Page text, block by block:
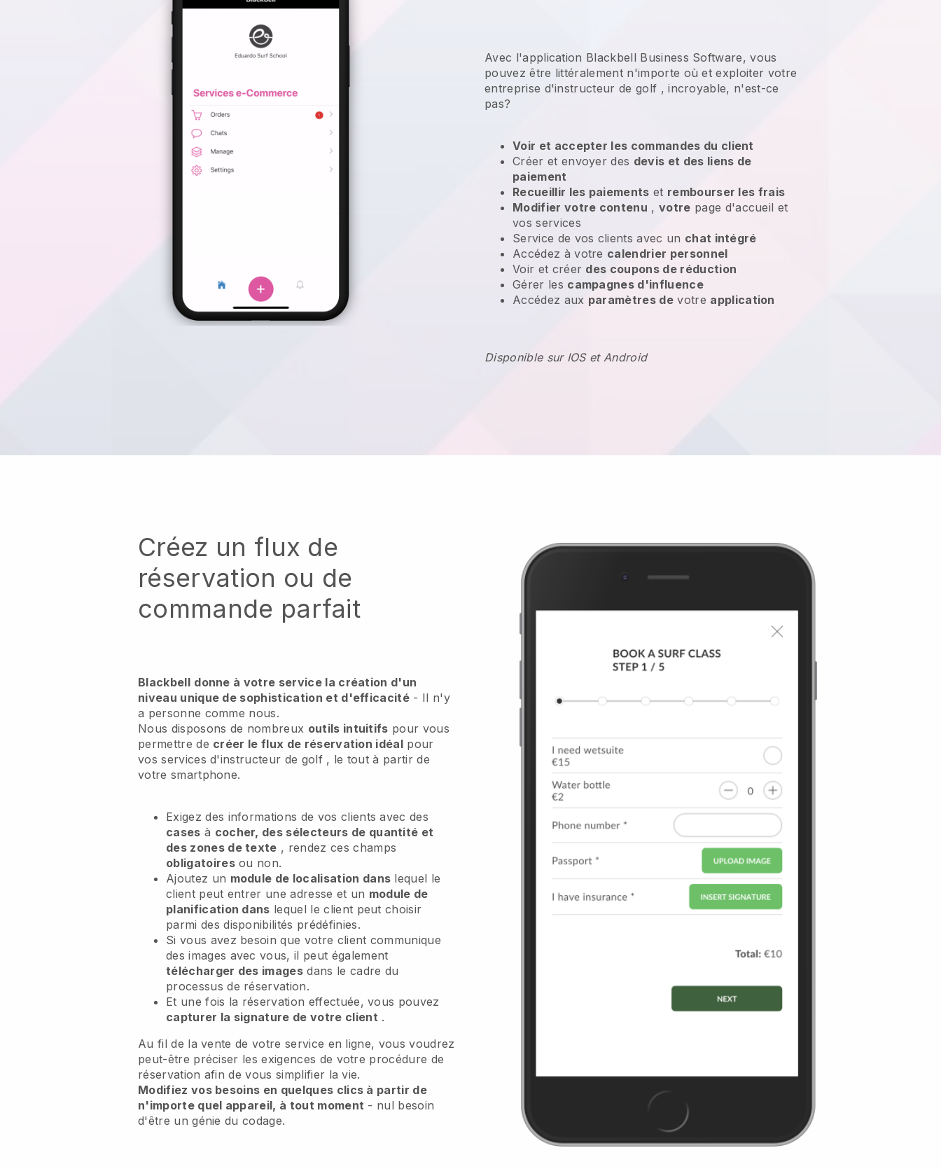
Avec l'application Blackbell Business Software, vous
pouvez être littéralement n'importe où etexploiter votre
entreprise d'instructeur de golf , incroyable, n'est-ce
pas?
Voir et accepter les commandes du client
Créer et envoyer des devis et des liens de
paiement
Recueillir les paiements et rembourser les frais
Modifier votre contenu ,votre page d'accueil et
vos services
Service de vos clients avec un chat intégré
Accédez à votre calendrier personnel
Voir et créer des coupons de réduction
Gérer les campagnes d'influence
Accédez aux paramètres de votre application
Disponible sur IOS et Android
Créez un flux de
réservation ou de
commande parfait
Blackbell donne à votre service la création d'un
niveau unique de sophistication et d'efficacité - Il n'y
a personne comme nous.
Nous disposons de nombreux outils intuitifs pour vous
permettre de créer le flux de réservation idéal pour
vos services d'instructeur de golf, le tout à partir de
votre smartphone.
Exigez des informations de vos clients avec des
cases à cocher, des sélecteurs de quantité et
des zones de texte , rendez ces champs
obligatoiresou non.
Ajoutez un module de localisation dans lequel le
client peut entrer une adresse et un module de
planification dans lequel le client peut choisir
parmi des disponibilités prédéfinies.
Si vous avez besoin que votre client communique
des images avec vous, il peut également
télécharger des images dans le cadre du
processus de réservation.
Et une fois la réservation effectuée, vous pouvez
capturer la signature de votre client .
Au fil de la vente de votre service en ligne, vous voudrez
peut-être préciser les exigences de votre procédure de
réservation afin de vous simplifier la vie.
Modifiez vos besoins en quelques clics à partir de
n'importe quel appareil, à tout moment - nul besoin
d'être un génie du codage.